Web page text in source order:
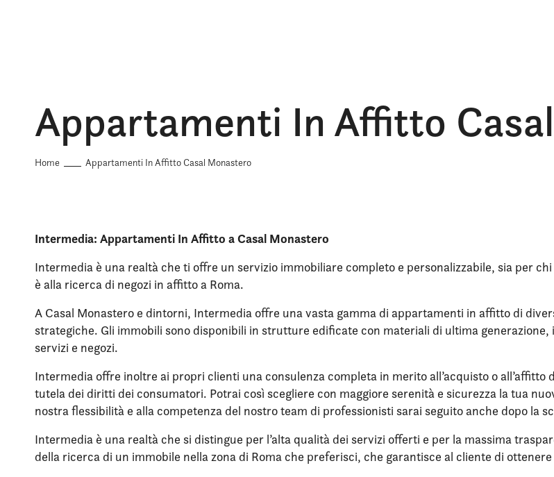
Appartamenti In Affitto
Home Appartamenti In Affitto Casal Monastero
Intermedia: Appartamenti In Affitto a Casal Monastero
Intermedia è una realtà che ti offre un servizio immobiliare completo e personalizzabile, sia per
è alla ricerca di negozi in affitto a Roma.
A Casal Monastero e dintorni, Intermedia offre una vasta gamma di appartamenti in affitto di
strategiche. Gli immobili sono disponibili in strutture edificate con materiali di ultima generazione,
servizi e negozi.
Intermedia offre inoltre ai propri clienti una consulenza completa in merito all’acquisto o
tutela dei diritti dei consumatori. Potrai così scegliere con maggiore serenità e sicurezza la tua
nostra flessibilità e alla competenza del nostro team di professionisti sarai seguito anche dopo la
Intermedia è una realtà che si distingue per l’alta qualità dei servizi offerti e per la massima
della ricerca di un immobile nella zona di Roma che preferisci, che garantisce al cliente di